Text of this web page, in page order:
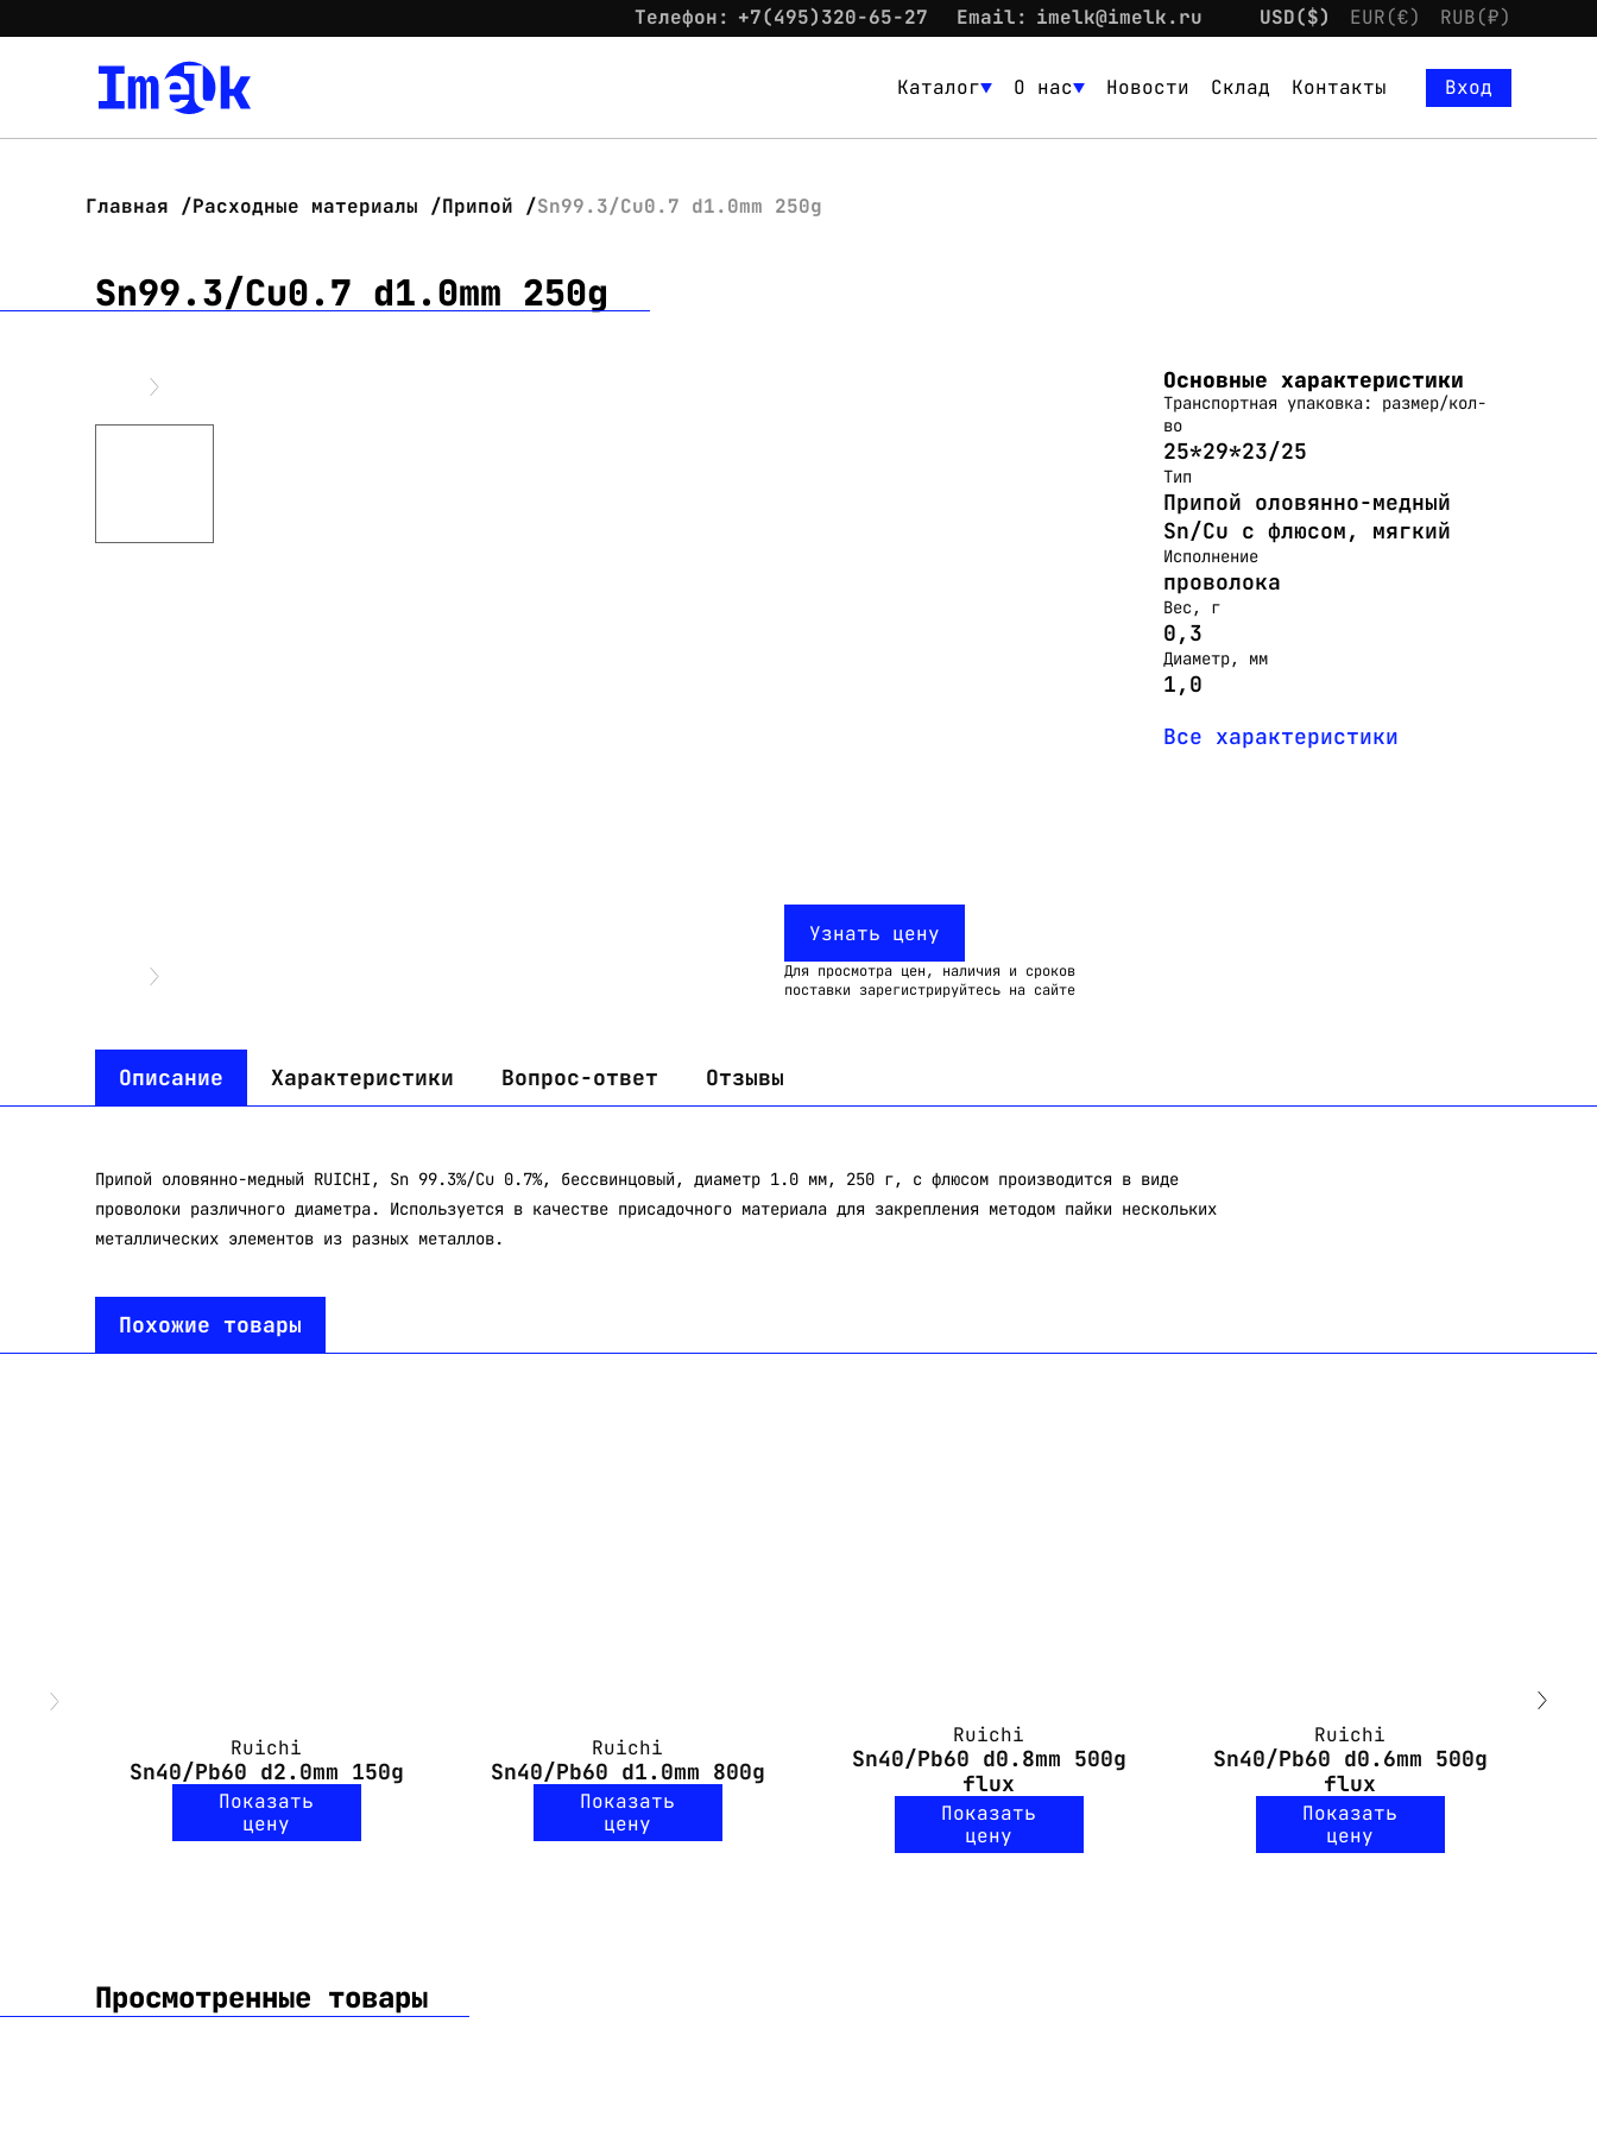
Телефон: +7(495)320-65-27 Email: imelk@imelk.ru USD($) EUR(€) RUB(₽)
Каталог О нас Новости Склад Контакты
Вход
Главная Расходные материалы Припой Sn99.3/Cu0.7 d1.0mm 250g
Sn99.3/Cu0.7 d1.0mm 250g
Узнать цену
Для просмотра цен, наличия и сроков
поставки зарегистрируйтесь на сайте
Основные характеристики
Транспортная упаковка: размер/кол-
во
25*29*23/25
Тип
Припой оловянно-медный
Sn/Cu с флюсом, мягкий
Исполнение
проволока
Вес, г
0,3
Диаметр, мм
1,0
Все характеристики
Описание Характеристики Вопрос-ответ Отзывы
Припой оловянно-медный RUICHI, Sn 99.3%/Cu 0.7%, бессвинцовый, диаметр 1.0 мм, 250 г, с флюсом производится в виде
проволоки различного диаметра. Используется в качестве присадочного материала для закрепления методом пайки нескольких
металлических элементов из разных металлов.
Похожие товары
Ruichi
Sn40/Pb60 d2.0mm 150g
Показать
цену
Ruichi
Sn40/Pb60 d1.0mm 800g
Показать
цену
Ruichi
Sn40/Pb60 d0.8mm 500g
flux
Показать
цену
Ruichi
Sn40/Pb60 d0.6mm 500g
flux
Показать
цену
Просмотренные товары